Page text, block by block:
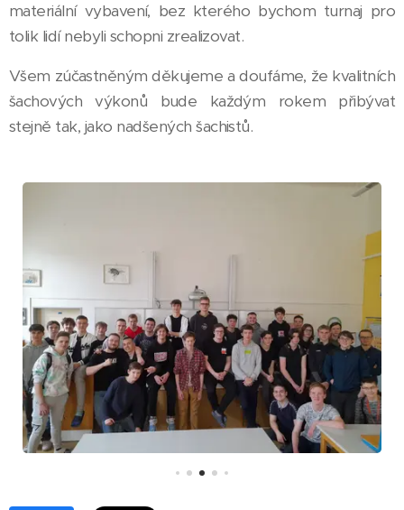
materiální vybavení, bez kterého bychom turnaj pro
tolik lidí nebyli schopni zrealizovat.
Všem zúčastněným děkujeme a doufáme, že kvalitních
šachových výkonů bude každým rokem přibývat
stejně tak, jako nadšených šachistů.